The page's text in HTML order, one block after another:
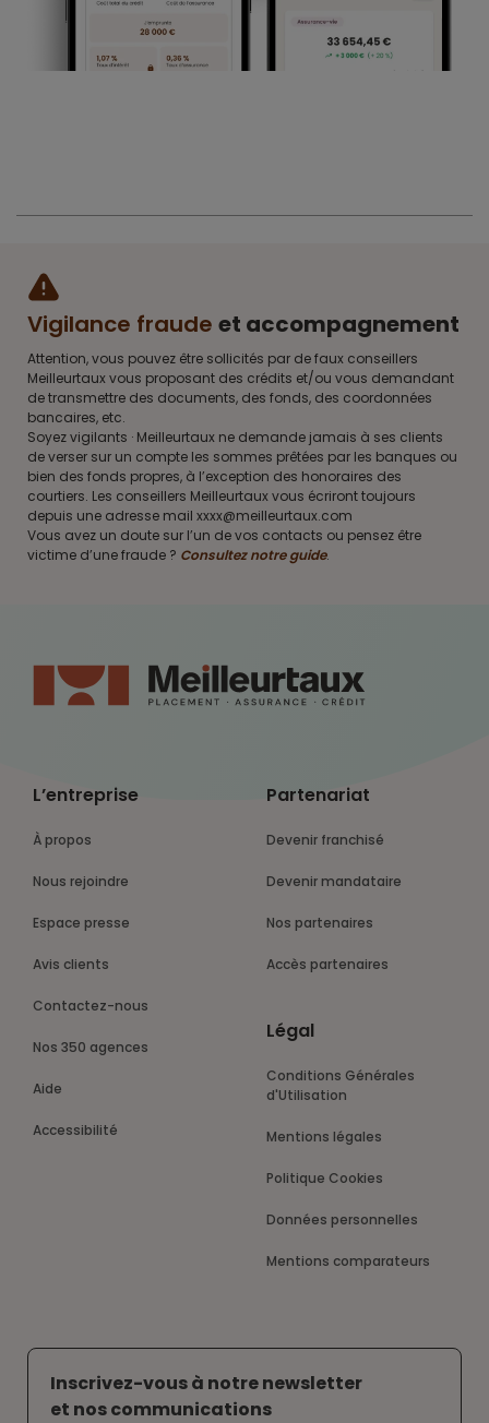
Vigilance fraude et accompagnement
Attention, vous pouvez être sollicités par de faux conseillers
Meilleurtaux vous proposant des crédits et/ou vous demandant
de transmettre des documents, des fonds, des coordonnées
bancaires, etc.
Soyez vigilants · Meilleurtaux ne demande jamais à ses clients
de verser sur un compte les sommes prêtées par les banques ou
bien des fonds propres, à l’exception des honoraires des
courtiers. Les conseillers Meilleurtaux vous écriront toujours
depuis une adresse mail xxxx@meilleurtaux.com
Vous avez un doute sur l’un de vos contacts ou pensez être
victime d’une fraude ? Consultez notre guide.
L’entreprise
À propos
Nous rejoindre
Espace presse
Avis clients
Contactez-nous
Nos 350 agences
Aide
Accessibilité
Partenariat
Devenir franchisé
Devenir mandataire
Nos partenaires
Accès partenaires
Légal
Conditions Générales
d'Utilisation
Mentions légales
Politique Cookies
Données personnelles
Mentions comparateurs
Inscrivez-vous à notre newsletter
et nos communications